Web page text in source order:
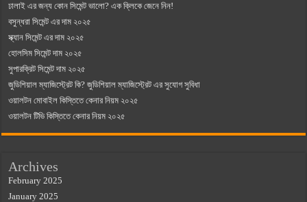
ঢালাই এর জন্য কোন সিমেন্ট ভালো? এক ক্লিকে জেনে নিন!
বসুন্ধরা সিমেন্ট এর দাম ২০২৫
স্ক্যান সিমেন্ট এর দাম ২০২৫
হোলসিম সিমেন্ট দাম ২০২৫
সুপারক্রিট সিমেন্ট দাম ২০২৫
জুডিশিয়াল ম্যাজিস্ট্রেট কি? জুডিশিয়াল ম্যাজিস্ট্রেট এর সুযোগ সুবিধা
ওয়ালটন মোবাইল কিস্তিতে কেনার নিয়ম ২০২৫
ওয়ালটন টিভি কিস্তিতে কেনার নিয়ম ২০২৫
Archives
February 2025
January 2025